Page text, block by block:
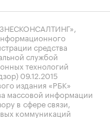
средства
службой
технологий
09.12.2015
издания «РБК»
массовой информации
в сфере связи,
коммуникаций